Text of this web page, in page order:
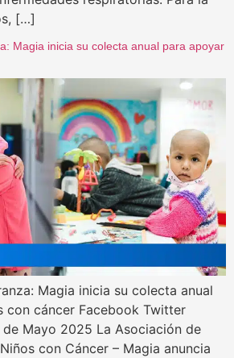
[…]
Magia inicia su colecta anual para apoyar
Magia inicia su colecta anual
con cáncer Facebook Twitter
Mayo 2025 La Asociación de
con Cáncer – Magia anuncia